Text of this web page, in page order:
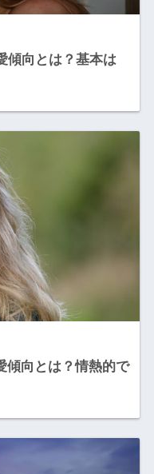
傾向とは？基本は
傾向とは？情熱的で